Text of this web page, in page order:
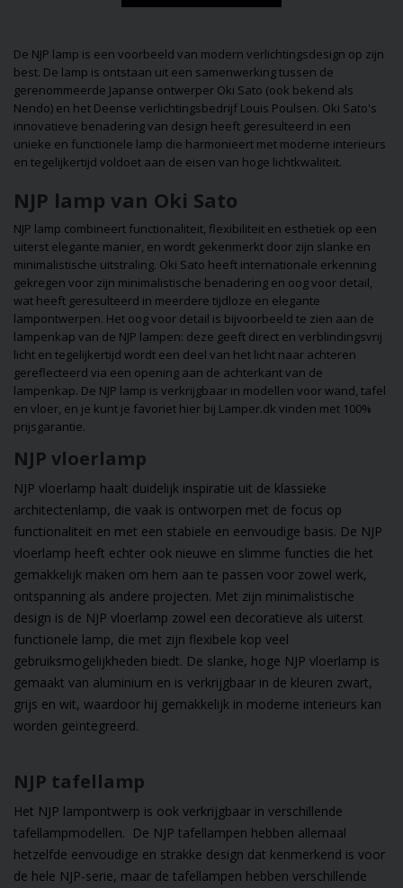
De NJP lamp is een voorbeeld van modern verlichtingsdesign op zijn
best. De lamp is ontstaan uit een samenwerking tussen de
gerenommeerde Japanse ontwerper Oki Sato (ook bekend als
Nendo) en het Deense verlichtingsbedrijf Louis Poulsen. Oki Sato's
innovatieve benadering van design heeft geresulteerd in een
unieke en functionele lamp die harmonieert met moderne interieurs
en tegelijkertijd voldoet aan de eisen van hoge lichtkwaliteit.
NJP lamp van Oki Sato
NJP lamp combineert functionaliteit, flexibiliteit en esthetiek op een
uiterst elegante manier, en wordt gekenmerkt door zijn slanke en
minimalistische uitstraling. Oki Sato heeft internationale erkenning
gekregen voor zijn minimalistische benadering en oog voor detail,
wat heeft geresulteerd in meerdere tijdloze en elegante
lampontwerpen. Het oog voor detail is bijvoorbeeld te zien aan de
lampenkap van de NJP lampen: deze geeft direct en verblindingsvrij
licht en tegelijkertijd wordt een deel van het licht naar achteren
gereflecteerd via een opening aan de achterkant van de
lampenkap. De NJP lamp is verkrijgbaar in modellen voor wand, tafel
en vloer, en je kunt je favoriet hier bij Lamper.dk vinden met 100%
prijsgarantie.
NJP vloerlamp
NJP vloerlamp haalt duidelijk inspiratie uit de klassieke
architectenlamp, die vaak is ontworpen met de focus op
functionaliteit en met een stabiele en eenvoudige basis. De NJP
vloerlamp heeft echter ook nieuwe en slimme functies die het
gemakkelijk maken om hem aan te passen voor zowel werk,
ontspanning als andere projecten. Met zijn minimalistische
design is de NJP vloerlamp zowel een decoratieve als uiterst
functionele lamp, die met zijn flexibele kop veel
gebruiksmogelijkheden biedt. De slanke, hoge NJP vloerlamp is
gemaakt van aluminium en is verkrijgbaar in de kleuren zwart,
grijs en wit, waardoor hij gemakkelijk in moderne interieurs kan
worden geïntegreerd.
NJP tafellamp
Het NJP lampontwerp is ook verkrijgbaar in verschillende
tafellampmodellen. De NJP tafellampen hebben allemaal
hetzelfde eenvoudige en strakke design dat kenmerkend is voor
de hele NJP-serie, maar de tafellampen hebben verschillende